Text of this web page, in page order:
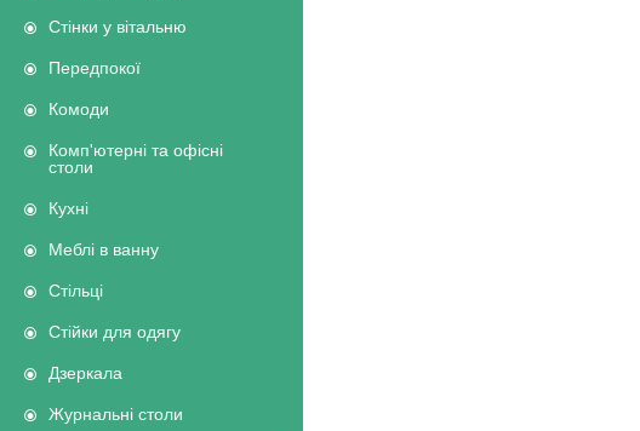
Стінки у вітальню
Передпокої
Комоди
Комп'ютерні та офісні
столи
Кухні
Меблі в ванну
Стільці
Стійки для одягу
Дзеркала
Журнальні столи